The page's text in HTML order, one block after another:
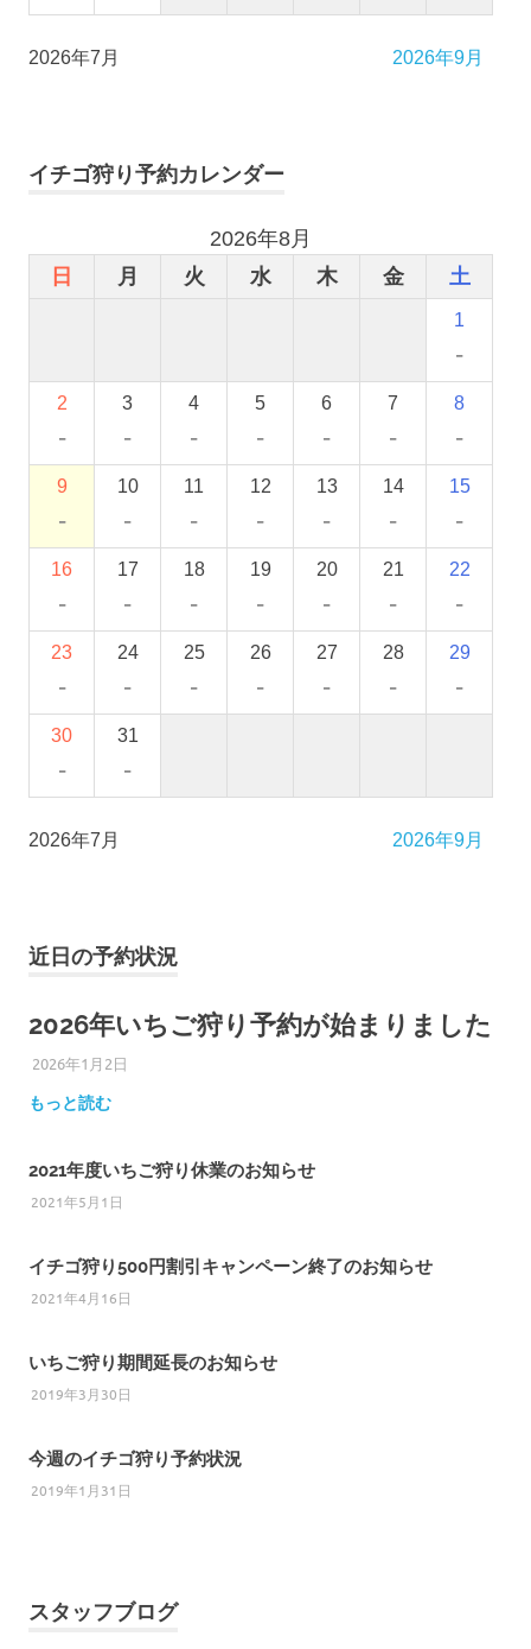
2026年7月 2026年9月
イチゴ狩り予約カレンダー
2026年8月
日
月 火 水 木 金 土
1
-
2
-
3
-
4
-
5
-
6
-
7
-
8
-
9
-
10
-
11
-
12
-
13
-
14
-
15
-
16
-
17
-
18
-
19
-
20
-
21
-
22
-
23
-
24
-
25
-
26
-
27
-
28
-
29
-
30
-
31
-
2026年7月 2026年9月
近日の予約状況
2026年いちご狩り予約が始まりました
2026年1月2日
もっと読む
2021年度いちご狩り休業のお知らせ
2021年5月1日
イチゴ狩り500円割引キャンペーン終了のお知らせ
2021年4月16日
いちご狩り期間延長のお知らせ
2019年3月30日
今週のイチゴ狩り予約状況
2019年1月31日
スタッフブログ